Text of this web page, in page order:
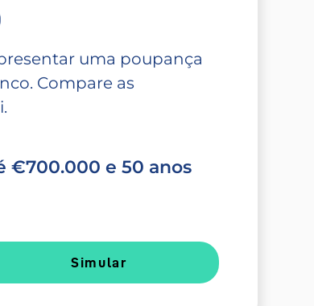
uma poupança
Compare as
€700.000 e 50 anos
Simular